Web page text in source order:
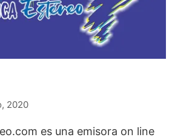
2020
es una emisora on line